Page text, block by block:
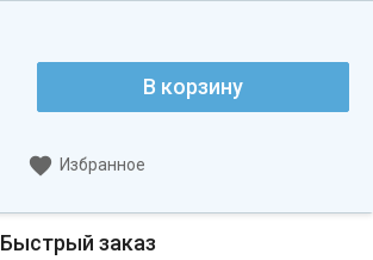
В корзину
Избранное
Быстрый заказ